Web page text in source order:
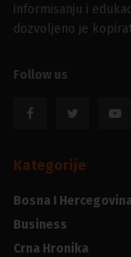
informisanju i
dozvoljeno je
Follow us
Kategorije
Bosna I
Business
Crna Hronika